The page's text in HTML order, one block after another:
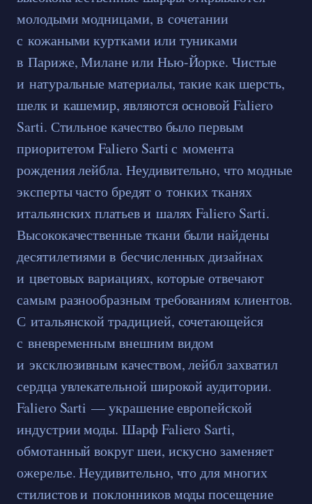
молодыми модницами, в сочетании
с кожаными куртками или туниками
в Париже, Милане или Нью-Йорке. Чистые
и натуральные материалы, такие как шерсть,
шелк и кашемир, являются основой Faliero
Sarti. Стильное качество было первым
приоритетом Faliero Sarti с момента
рождения лейбла. Неудивительно, что модные
эксперты часто бредят о тонких тканях
итальянских платьев и шалях Faliero Sarti.
Высококачественные ткани были найдены
десятилетиями в бесчисленных дизайнах
и цветовых вариациях, которые отвечают
самым разнообразным требованиям клиентов.
С итальянской традицией, сочетающейся
с вневременным внешним видом
и эксклюзивным качеством, лейбл захватил
сердца увлекательной широкой аудитории.
Faliero Sarti — украшение европейской
индустрии моды. Шарф Faliero Sarti,
обмотанный вокруг шеи, искусно заменяет
ожерелье. Неудивительно, что для многих
стилистов и поклонников моды посещение